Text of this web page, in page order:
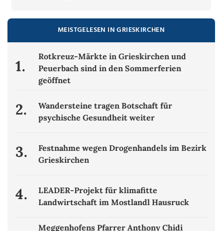
MEISTGELESEN IN GRIESKIRCHEN
1.
Rotkreuz-Märkte in Grieskirchen und
Peuerbach sind in den Sommerferien
geöffnet
2.
Wandersteine tragen Botschaft für
psychische Gesundheit weiter
3.
Festnahme wegen Drogenhandels im Bezirk
Grieskirchen
4.
LEADER-Projekt für klimafitte
Landwirtschaft im Mostlandl Hausruck
Meggenhofens Pfarrer Anthony Chidi